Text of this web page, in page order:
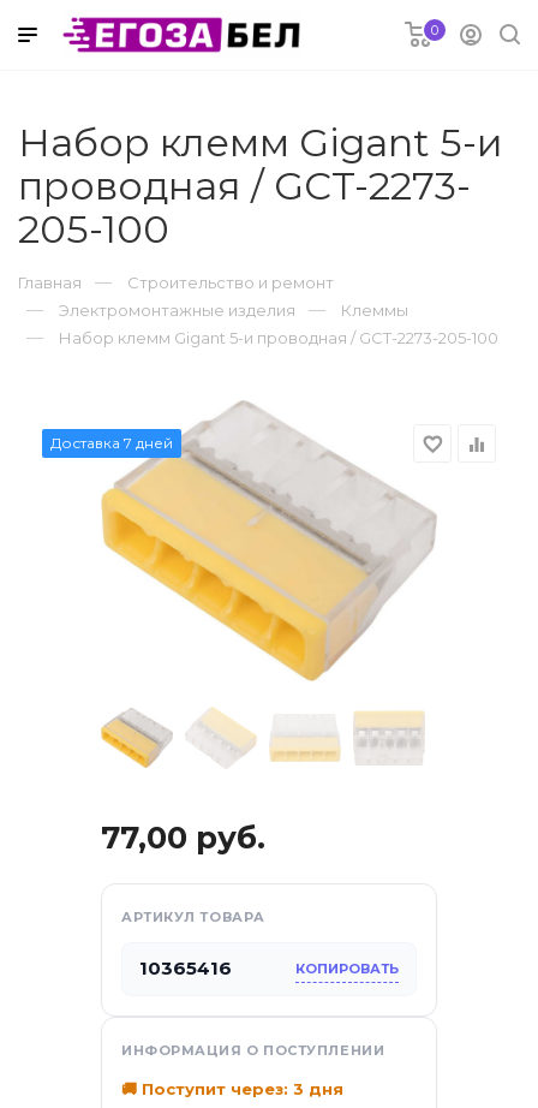
0
Набор клемм Gigant 5-и
проводная / GCT-2273-
205-100
Главная
Строительство и ремонт
Электромонтажные изделия
Клеммы
Набор клемм Gigant 5-и проводная / GCT-2273-205-100
Доставка 7 дней favorite_border equalizer
77,00 руб.
АРТИКУЛ ТОВАРА
10365416 КОПИРОВАТЬ
ИНФОРМАЦИЯ О ПОСТУПЛЕНИИ
🚚 Поступит через: 3 дня